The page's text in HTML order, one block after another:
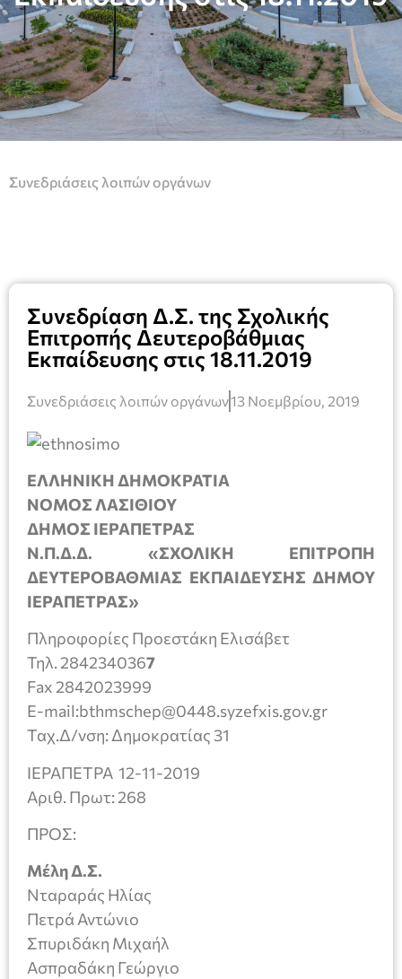
Συνεδριάσεις λοιπών οργάνων
Συνεδρίαση Δ.Σ. της Σχολικής
Επιτροπής Δευτεροβάθμιας
Εκπαίδευσης στις 18.11.2019
Συνεδριάσεις λοιπών οργάνων13 Νοεμβρίου, 2019
ΕΛΛΗΝΙΚΗ ΔΗΜΟΚΡΑΤΙΑ
ΝΟΜΟΣ ΛΑΣΙΘΙΟΥ
ΔΗΜΟΣ ΙΕΡΑΠΕΤΡΑΣ
Ν.Π.Δ.Δ. «ΣΧΟΛΙΚΗ ΕΠΙΤΡΟΠΗ
ΔΕΥΤΕΡΟΒΑΘΜΙΑΣ ΕΚΠΑΙΔΕΥΣΗΣ ΔΗΜΟΥ
ΙΕΡΑΠΕΤΡΑΣ»
Πληροφορίες Προεστάκη Ελισάβετ
Τηλ. 2842340367
Fax 2842023999
E-mail:bthmschep@0448.syzefxis.gov.gr
Ταχ.Δ/νση: Δημοκρατίας 31
ΙΕΡΑΠΕΤΡΑ 12-11-2019
Αριθ. Πρωτ: 268
ΠΡΟΣ:
Μέλη Δ.Σ.
Νταραράς Ηλίας
Πετρά Αντώνιο
Σπυριδάκη Μιχαήλ
Ασπραδάκη Γεώργιο